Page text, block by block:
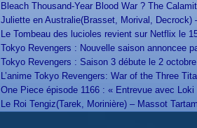
Bleach Thousand-Year Blood War ? The
Juliette en Australie(Brasset, Morival, Decrock)
Le Tombeau des lucioles revient sur Netflix le
Tokyo Revengers : Nouvelle saison annoncee
Tokyo Revengers : Saison 3 débute le 2
L’anime Tokyo Revengers: War of the Three
One Piece épisode 1166 : « Entrevue avec
Le Roi Tengiz(Tarek, Morinière) – Massot